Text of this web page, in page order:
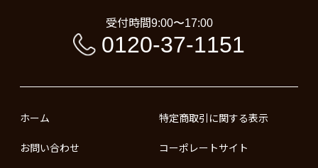
受付時間9:00〜17:00
0120-37-1151
ホーム
お問い合わせ
特定商取引に関する表示
コーポレートサイト